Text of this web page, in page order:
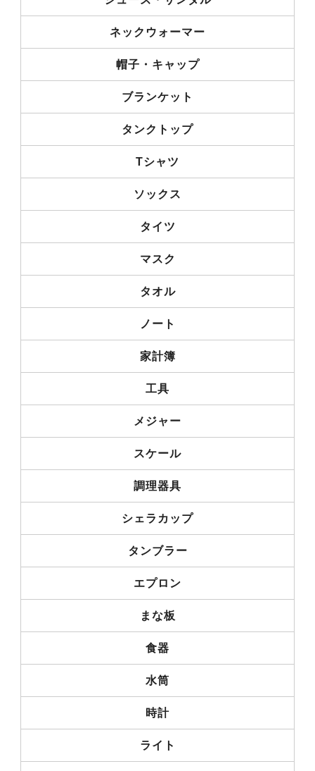
ネックウォーマー
帽子・キャップ
ブランケット
タンクトップ
Tシャツ
ソックス
タイツ
マスク
タオル
ノート
家計簿
工具
メジャー
スケール
調理器具
シェラカップ
タンブラー
エプロン
まな板
食器
水筒
時計
ライト